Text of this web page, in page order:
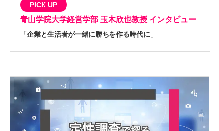
PICK UP
青山学院大学経営学部 玉木欣也教授 インタビュー
「企業と生活者が一緒に勝ちを作る時代に」